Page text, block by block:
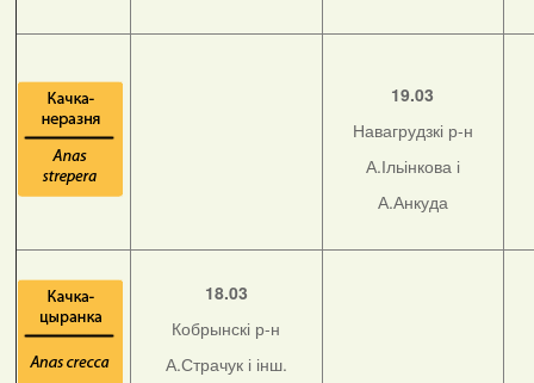
19.03
Навагрудзкі р-н
А.Ільінкова і
А.Анкуда
18.03
Кобрынскі р-н
А.Страчук і інш.